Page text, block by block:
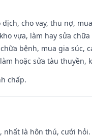
dịch, cho vay, thu nợ,
vựa, làm hay sửa
bệnh, mua gia súc,
hoặc sửa tàu
chấp.
nhất là hôn thú, cưới hỏi.